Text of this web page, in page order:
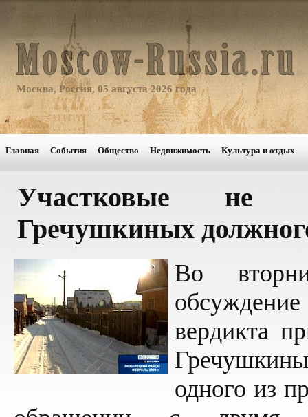
Москва, Россия, 05 августа 2026 года
Главная События Общество Недвижимость Культура и отдых
Участковые не
Гречушкиных
Во
вердикта
одного из